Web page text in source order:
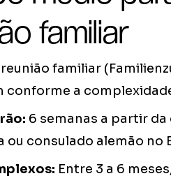
familiar
familiar
conforme a
6 semanas a partir
ou consulado alemão no
Entre 3 a 6